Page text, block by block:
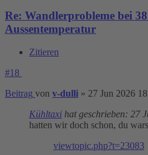
Re: Wandlerprobleme bei
Aussentemperatur
Zitieren
#18
Beitrag von v-dulli » 27 Jun 2026
Kühltaxi hat geschrieben: 27
hatten wir doch schon, du
viewtopic.php?t=23083